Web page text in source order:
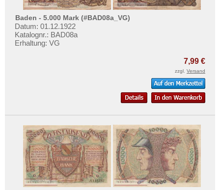
Baden - 5.000 Mark (#BAD08a_VG)
Datum: 01.12.1922
Katalognr.: BAD08a
Erhaltung: VG
7,99 €
zzgl. Versand